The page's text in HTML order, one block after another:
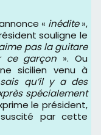
« inédite»,
souligne le
pas la guitare
ce garçon ». Ou
sicilien venu à
qu’il y a des
spécialement
le président,
suscité par cette